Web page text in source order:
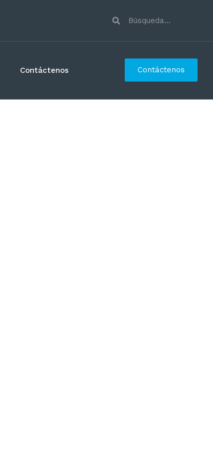
Contáctenos Contáctenos